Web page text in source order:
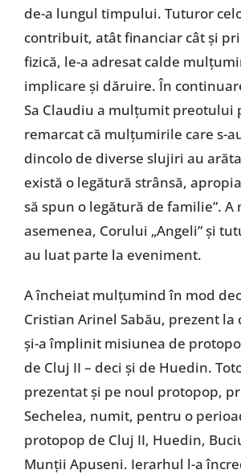
de-a lungul timpului. Tuturor
contribuit, atât financiar cât și
fizică, le-a adresat calde
implicare și dăruire. În
Sa Claudiu a mulțumit preotului
remarcat că mulțumirile care s-
dincolo de diverse slujiri au
există o legătură strânsă,
să spun o legătură de familie”.
asemenea, Corului „Angeli” și
au luat parte la eveniment.
A încheiat mulțumind în mod
Cristian Arinel Sabău, prezent la
și-a împlinit misiunea de
de Cluj II – deci și de Huedin.
prezentat și pe noul protopop,
Sechelea, numit, pentru o
protopop de Cluj II, Huedin,
Munții Apuseni. Ierarhul l-a